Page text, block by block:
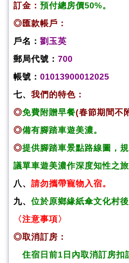
訂金： 預付總房價50%。
◎匯款帳戶：
戶名： 劉玉英
郵局代號： 700
帳號： 01013900012025
七、 我們的特色：
◎免費附贈早餐(春節期間不
◎備有腳踏車遊美濃。
◎提供腳踏車景點路線圖，
議單車遊美濃作深度知性之旅
八、 請勿攜帶寵物入宿。
九、 位於原鄉緣紙傘文化村
〈注意事項〉
◎取消訂房：
住宿日前1日內取消訂房扣